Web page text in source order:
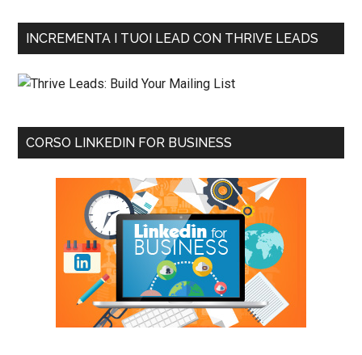
INCREMENTA I TUOI LEAD CON THRIVE LEADS
CORSO LINKEDIN FOR BUSINESS